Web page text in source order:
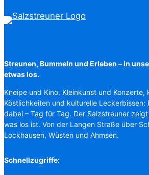
Streunen, Bummeln und Erleben – in
etwas los.
Kneipe und Kino, Kleinkunst und Konzerte,
Köstlichkeiten und kulturelle Leckerbissen:
dabei – Tag für Tag. Der Salzstreuner
was los ist. Von der Langen Straße über
Lockhausen, Wüsten und Ahmsen.
Schnellzugriffe: